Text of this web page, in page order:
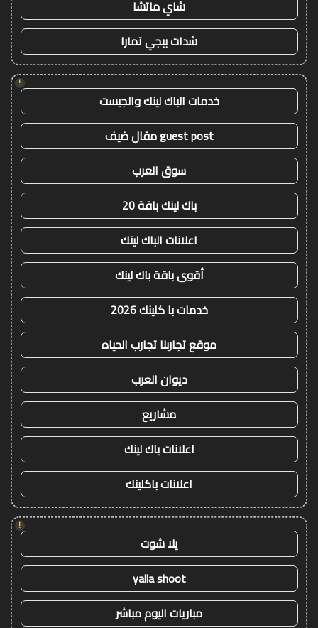
شاي ماتشا
شدات ببجي تمارا
!
خدمات الباك لينك والجيست
guest post مقال ضيف
سوق العرب
باك لينك باقة 20
اعلانات الباك لينك
أقوى باقة باك لينك
خدمات با كلينك 2026
موقع تجاربنا تجارب الحياه
ديوان العرب
مشاريع
اعلانات باك لينك
اعلانات باكلينك
!
يلا شوت
yalla shoot
مباريات اليوم مباشر